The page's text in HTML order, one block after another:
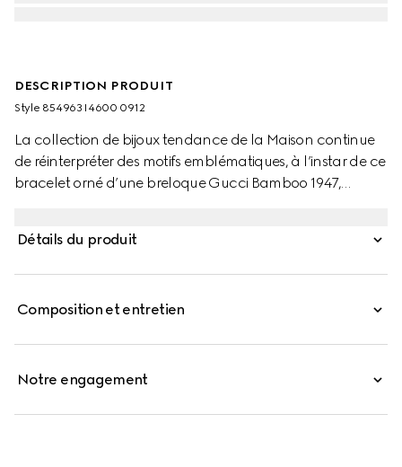
DESCRIPTION PRODUIT
Style ‎854963 I4600 0912
La collection de bijoux tendance de la Maison continue
de réinterpréter des motifs emblématiques, à l’instar de ce
bracelet orné d’une breloque Gucci Bamboo 1947,
Détails du produit
Composition et entretien
Notre engagement